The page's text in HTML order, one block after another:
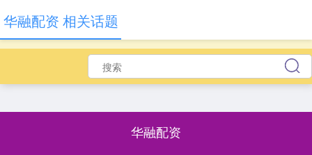
华融配资
华融配资 相关话题